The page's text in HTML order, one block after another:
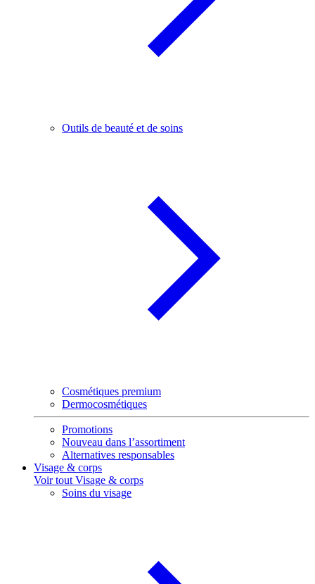
Outils de beauté et de soins
Cosmétiques premium
Dermocosmétiques
Promotions
Nouveau dans l’assortiment
Alternatives responsables
Visage & corps
Voir tout Visage & corps
Soins du visage